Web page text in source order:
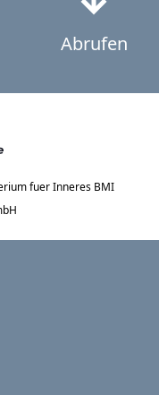
Abrufen
fuer Inneres BMI